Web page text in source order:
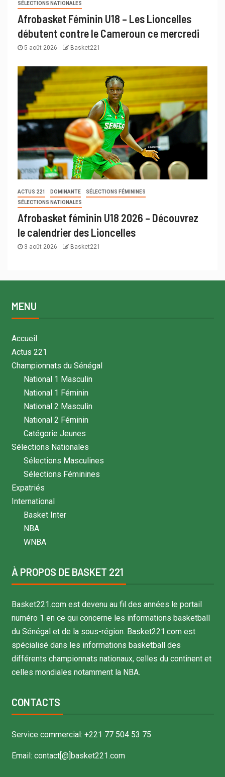
SÉLECTIONS NATIONALES
Afrobasket Féminin U18 – Les Lioncelles
débutent contre le Cameroun ce mercredi
5 août 2026 Basket221
ACTUS 221 DOMINANTE
SÉLECTIONS FÉMININES
SÉLECTIONS NATIONALES
Afrobasket féminin U18 2026 – Découvrez
le calendrier des Lioncelles
3 août 2026 Basket221
MENU
Accueil
Actus 221
Championnats du Sénégal
National 1 Masculin
National 1 Féminin
National 2 Masculin
National 2 Féminin
Catégorie Jeunes
Sélections Nationales
Sélections Masculines
Sélections Féminines
Expatriés
International
Basket Inter
NBA
WNBA
À PROPOS DE BASKET 221
Basket221.com est devenu au fil des années le portail
numéro 1 en ce qui concerne les informations basketball
du Sénégal et de la sous-région. Basket221.com est
spécialisé dans les informations basketball des
différents championnats nationaux, celles du continent et
celles mondiales notamment la NBA.
CONTACTS
Service commercial: +221 77 504 53 75
Email: contact[@]basket221.com